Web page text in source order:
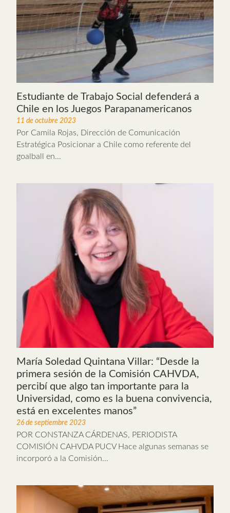
Estudiante de Trabajo Social defenderá a
Chile en los Juegos Parapanamericanos
11 de octubre 2023
Por Camila Rojas, Dirección de Comunicación
Estratégica Posicionar a Chile como referente del
goalball en...
María Soledad Quintana Villar: “Desde la
primera sesión de la Comisión CAHVDA,
percibí que algo tan importante para la
Universidad, como es la buena convivencia,
está en excelentes manos”
26 de septiembre 2023
POR CONSTANZA CÁRDENAS, PERIODISTA
COMISIÓN CAHVDA PUCV Hace algunas semanas se
incorporó a la Comisión...